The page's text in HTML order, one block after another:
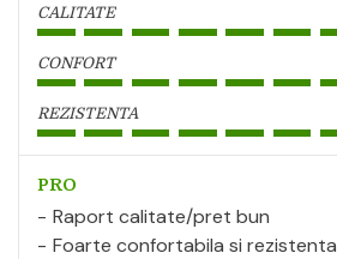
CALITATE
CONFORT
REZISTENTA
PRO
Raport calitate/pret bun
Foarte confortabila si rezistenta